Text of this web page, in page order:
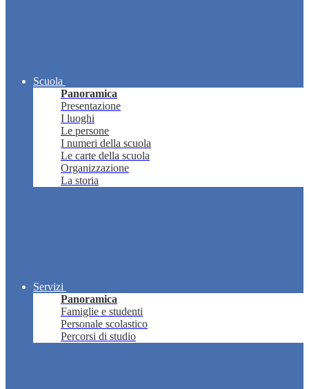
Scuola
Panoramica
Presentazione
I luoghi
Le persone
I numeri della scuola
Le carte della scuola
Organizzazione
La storia
Servizi
Panoramica
Famiglie e studenti
Personale scolastico
Percorsi di studio